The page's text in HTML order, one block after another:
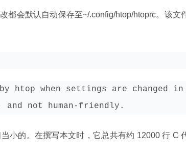
都会默认自动保存至~/.config/htop/htoprc。该文
htop when settings are changed
not human-friendly.
小的。在撰写本文时，它总共有约 12000 行 C